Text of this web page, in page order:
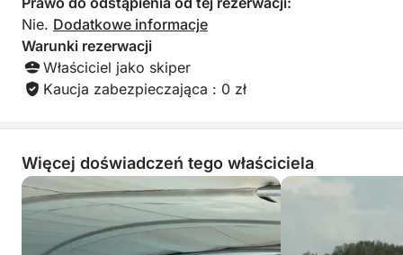
Nie. Dodatkowe informacje
Warunki rezerwacji
Właściciel jako skiper
Kaucja zabezpieczająca : 0 zł
Więcej doświadczeń tego właściciela